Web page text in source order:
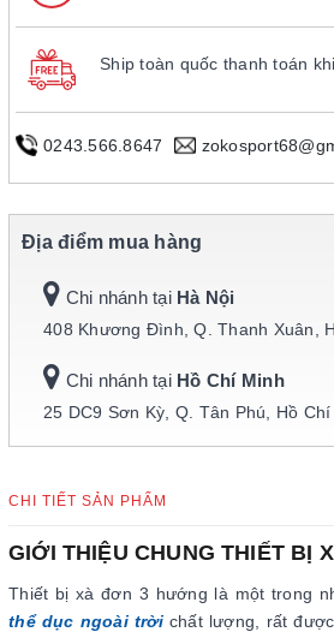
Ship toàn quốc thanh toán
0243.566.8647
Địa điểm mua hàng
Chi nhánh tại Hà Nội
408 Khương Đình, Q. Thanh Xuân,
Chi nhánh tại Hồ Chí Minh
25 DC9 Sơn Kỳ, Q. Tân Phú, Hồ Chí
CHI TIẾT SẢN PHẨM
GIỚI THIỆU CHUNG THIẾT BỊ
Thiết bị xà đơn 3 hướng là một trong
thể dục ngoài trờichất lượng, rất